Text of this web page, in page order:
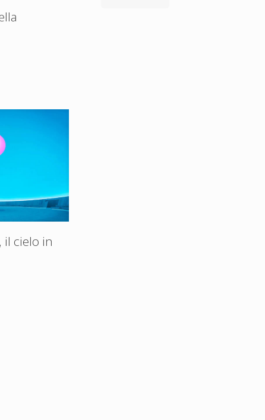
il cielo in